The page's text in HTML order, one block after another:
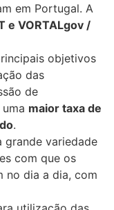
em Portugal. A
e VORTALgov /
objetivos
das
de
maior taxa de
.
grande variedade
com que os
no dia a dia, com